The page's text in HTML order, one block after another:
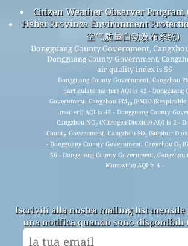
Citizen Weather Observer Program
Hebei Province Environment
空气质量自动发布系统)
Dongguang County Government,
Dongguang County Government,
air quality index is 56
Dongguang County Government, Cangzhou
particulate matter) AQI is 42 - Dongguang
Government, Cangzhou PM10 (PM10
matter)) AQI is 42 - Dongguang County
Cangzhou NO2(Nitrogen Dioxide) AQI is 2 -
County Government, Cangzhou SO2 (Sulphur
- Dongguang County Government, Cangzhou O3
56 - Dongguang County Government, Cangzhou
Monoxide) AQI is 4 -
Iscriviti alla nostra mailing list mensile
una notifica quando sono